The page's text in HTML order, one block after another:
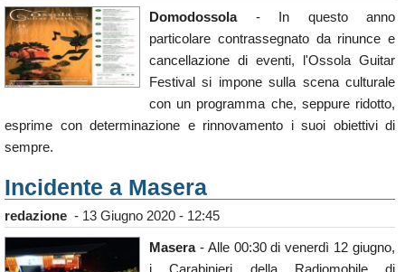
Sport
Eventi
Rubriche
Annunci
Domodossola- In questo anno
particolare contrassegnato da rinunce e
cancellazione di eventi, l'Ossola Guitar
Festival si impone sulla scena culturale
con un programma che, seppure ridotto,
esprime con determinazione e rinnovamento i suoi obiettivi di
sempre.
Incidente a Masera
redazione - 13 Giugno 2020 - 12:45
Masera- Alle 00:30 di venerdì 12 giugno,